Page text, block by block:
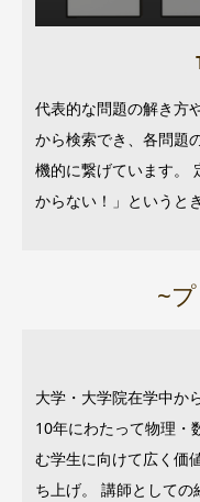
代表的な問題の解き方
から検索でき、各問題
機的に繋げています。
からない！」というと
~
大学・大学院在学中か
10年にわたって物理・
む学生に向けて広く価
ち上げ。 講師として